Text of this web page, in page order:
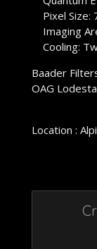
Pixel Size:
Imaging
Cooling:
Baader
OAG
Location :